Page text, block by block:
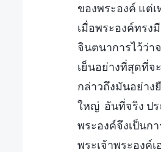
ของพระองค์ แต่
เมื่อพระองค์ทรง
จินตนาการไว้ว่า
เย็นอย่างที่สุดที่จ
กล่าวถึงมันอย่าง
ใหญ่ อันที่จริง ปร
พระองค์จึงเป็นก
พระเจ้าพระองค์